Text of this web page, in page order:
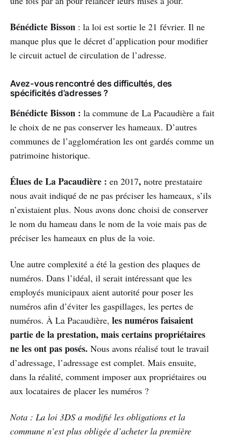
Bénédicte Bisson : la loi est sortie le 21 février. Il ne
manque plus que le décret d’application pour modifier
le circuit actuel de circulation de l’adresse.
Avez-vous rencontré des difficultés, des
spécificités d’adresses ?
Bénédicte Bisson : la commune de La Pacaudière a fait
le choix de ne pas conserver les hameaux. D’autres
communes de l’agglomération les ont gardés comme un
patrimoine historique.
Élues de La Pacaudière : en 2017, notre prestataire
nous avait indiqué de ne pas préciser les hameaux, s’ils
n’existaient plus. Nous avons donc choisi de conserver
le nom du hameau dans le nom de la voie mais pas de
préciser les hameaux en plus de la voie.
Une autre complexité a été la gestion des plaques de
numéros. Dans l’idéal, il serait intéressant que les
employés municipaux aient autorité pour poser les
numéros afin d’éviter les gaspillages, les pertes de
numéros. À La Pacaudière, les numéros faisaient
partie de la prestation, mais certains propriétaires
ne les ont pas posés. Nous avons réalisé tout le travail
d’adressage, l’adressage est complet. Mais ensuite,
dans la réalité, comment imposer aux propriétaires ou
aux locataires de placer les numéros ?
Nota : La loi 3DS a modifié les obligations et la
commune n’est plus obligée d’acheter la première